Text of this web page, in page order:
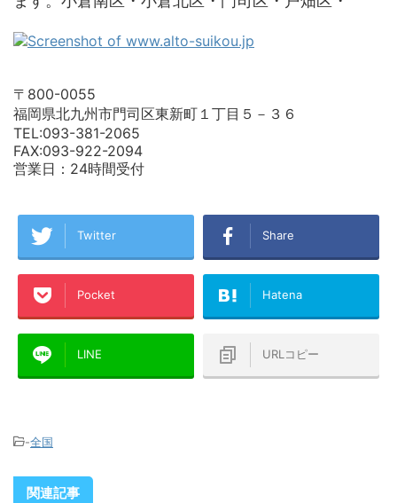
〒800-0055
福岡県北九州市門司区東新町１丁目５－３６
TEL:093-381-2065
FAX:093-922-2094
営業日：24時間受付
Twitter Share
Pocket Hatena
LINE URLコピー
-全国
関連記事